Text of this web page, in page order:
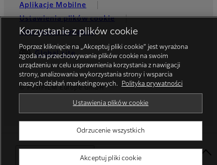
Select Your Location
Aplikacje Mobilne
Ustawienia plików cookie
Informacje wydawcy
Global site
© FUJIFILM Europe GmbH
Korzystanie z plików cookie
Poprzez kliknięcie na „Akceptuj pliki cookie” jest wyrażona
zgoda na przechowywanie plików cookie na swoim
urządzeniu w celu usprawnienia korzystania z nawigacji
strony, analizowania wykorzystania strony i wsparcia
naszych działań marketingowych.
Polityka prywatności
Ustawienia plików cookie
Odrzucenie wszystkich
Akceptuj pliki cookie